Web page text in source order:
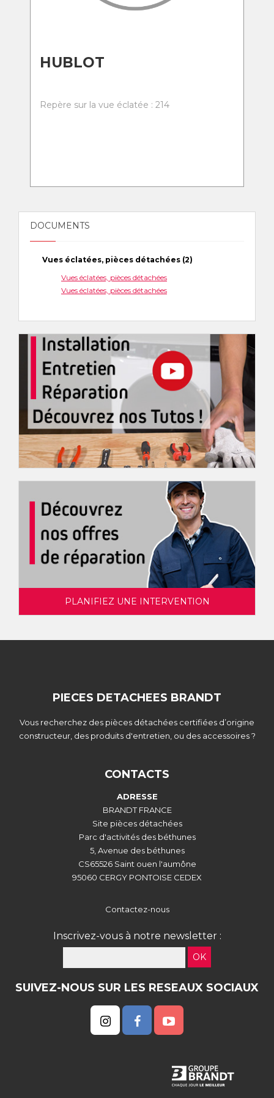
HUBLOT
Repère sur la vue éclatée : 214
DOCUMENTS
Vues éclatées, pièces détachées (2)
Vues éclatées, pièces détachées
Vues éclatées, pièces détachées
PLANIFIEZ UNE INTERVENTION
PIECES DETACHEES BRANDT
Vous recherchez des pièces détachées certifiées d’origine
constructeur, des produits d'entretien, ou des accessoires ?
CONTACTS
ADRESSE
BRANDT FRANCE
Site pièces détachées
Parc d'activités des béthunes
5, Avenue des béthunes
CS65526 Saint ouen l'aumône
95060 CERGY PONTOISE CEDEX
Contactez-nous
Inscrivez-vous à notre newsletter :
OK
SUIVEZ-NOUS SUR LES RESEAUX SOCIAUX